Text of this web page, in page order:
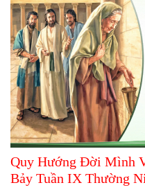
Quy Hướng Đời Mình
Bảy Tuần IX Thường